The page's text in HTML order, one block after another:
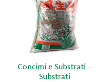
Concimi e Substrati-
Substrati